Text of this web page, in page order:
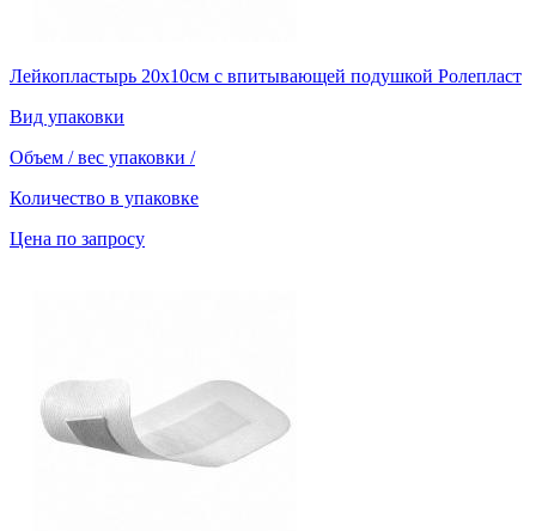
Лейкопластырь 20х10см с впитывающей подушкой Ролепласт
Вид упаковки
Объем / вес упаковки /
Количество в упаковке
Цена по запросу